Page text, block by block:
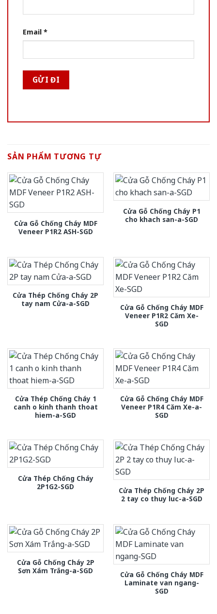
Email *
SẢN PHẨM TƯƠNG TỰ
Cửa Gỗ Chống Cháy MDF
Veneer P1R2 ASH-SGD
Cửa Gỗ Chống Cháy P1
cho khach san-a-SGD
Cửa Thép Chống Cháy 2P
tay nam Cửa-a-SGD
Cửa Gỗ Chống Cháy MDF
Veneer P1R2 Căm Xe-
SGD
Cửa Thép Chống Cháy 1
canh o kinh thanh thoat
hiem-a-SGD
Cửa Gỗ Chống Cháy MDF
Veneer P1R4 Căm Xe-a-
SGD
Cửa Thép Chống Cháy
2P1G2-SGD
Cửa Thép Chống Cháy 2P
2 tay co thuy luc-a-SGD
Cửa Gỗ Chống Cháy 2P
Sơn Xám Trắng-a-SGD
Cửa Gỗ Chống Cháy MDF
Laminate van ngang-
SGD